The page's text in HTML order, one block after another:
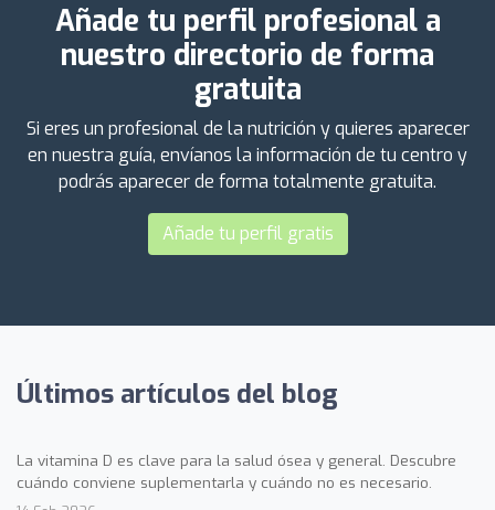
Añade tu perfil profesional a
nuestro directorio de forma
gratuita
Si eres un profesional de la nutrición y quieres aparecer
en nuestra guía, envíanos la información de tu centro y
podrás aparecer de forma totalmente gratuita.
Añade tu perfil gratis
Últimos artículos del blog
La vitamina D es clave para la salud ósea y general. Descubre
cuándo conviene suplementarla y cuándo no es necesario.